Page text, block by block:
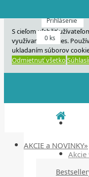
S cieľom uľahčiť
využívame cookies.
ukladaním súborov
Odmietnuť všetko
Akcie
Prihlásenie
0 ks
AKCIE a NOVINKY»